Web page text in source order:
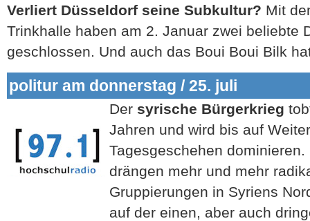
Verliert Düsseldorf seine Subkultur? Mit
Trinkhalle haben am 2. Januar zwei beliebte
geschlossen. Und auch das Boui Boui Bilk
politur am donnerstag / 25. juli
Der syrische Bürgerkrieg
Jahren und wird bis auf
Tagesgeschehen
drängen mehr und mehr
Gruppierungen in Syriens
auf der einen, aber auch